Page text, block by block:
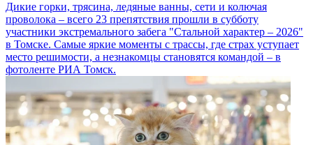
Дикие горки, трясина, ледяные ванны, сети и колючая
проволока – всего 23 препятствия прошли в субботу
участники экстремального забега "Стальной характер – 2026"
в Томске. Самые яркие моменты с трассы, где страх уступает
место решимости, а незнакомцы становятся командой – в
фотоленте РИА Томск.